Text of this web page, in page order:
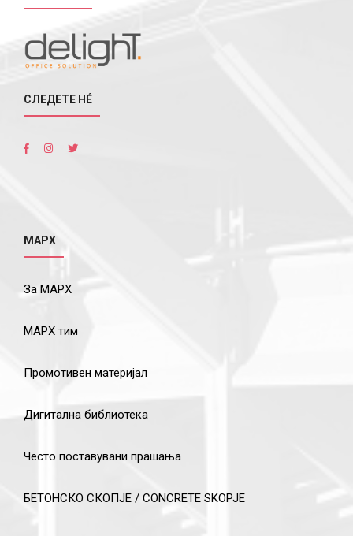
СЛЕДЕТЕ НÉ
МАРХ
За МАРХ
МАРХ тим
Промотивен материјал
Дигитална библиотека
Често поставувани прашања
БЕТОНСКО СКОПЈЕ / CONCRETE SKOPJE